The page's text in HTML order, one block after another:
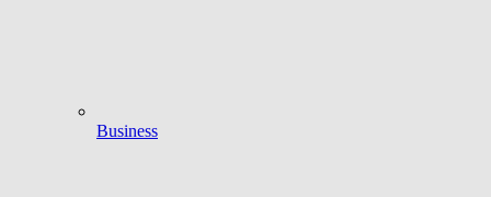
Business